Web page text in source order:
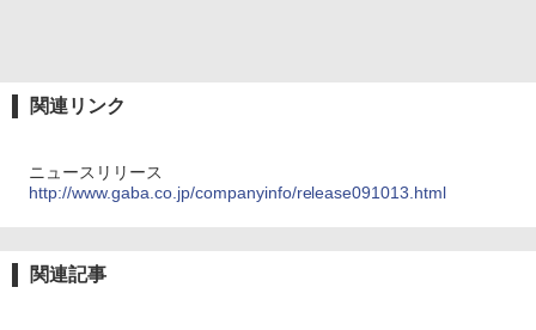
関連リンク
ニュースリリース
http://www.gaba.co.jp/companyinfo/release091013.html
関連記事